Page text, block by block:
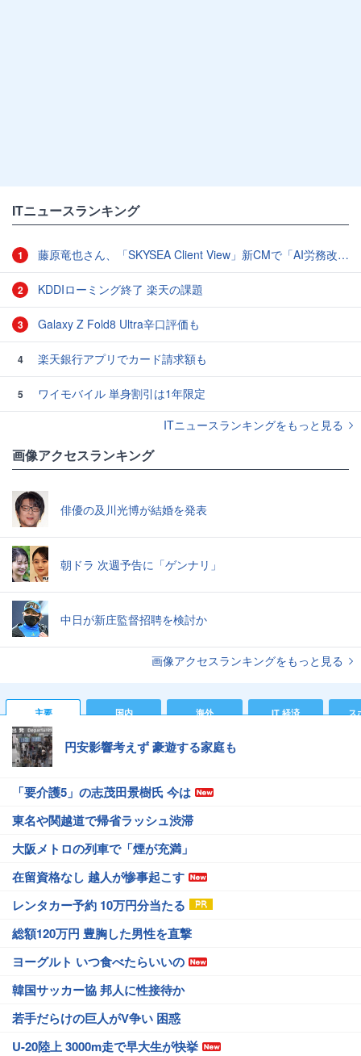
ITニュースランキング
1 藤原竜也さん、「SKYSEA Client View」新CMで「AI労務改善」をアピール 働き方をAIが分析したら「すぐに休んで」と言われる？
2 KDDIローミング終了 楽天の課題
3 Galaxy Z Fold8 Ultra辛口評価も
4 楽天銀行アプリでカード請求額も
5
ワイモバイル 単身割引は1年限定
ITニュースランキングをもっと見る
画像アクセスランキング
俳優の及川光博が結婚を発表
朝ドラ 次週予告に「ゲンナリ」
中日が新庄監督招聘を検討か
画像アクセスランキングをもっと見る
主要 国内 海外 IT 経済 ス
円安影響考えず 豪遊する家庭も
「要介護5」の志茂田景樹氏 今は
東名や関越道で帰省ラッシュ渋滞
大阪メトロの列車で「煙が充満」
在留資格なし 越人が惨事起こす
レンタカー予約 10万円分当たる
総額120万円 豊胸した男性を直撃
ヨーグルト いつ食べたらいいの
韓国サッカー協 邦人に性接待か
若手だらけの巨人がV争い 困惑
U-20陸上 3000m走で早大生が快挙